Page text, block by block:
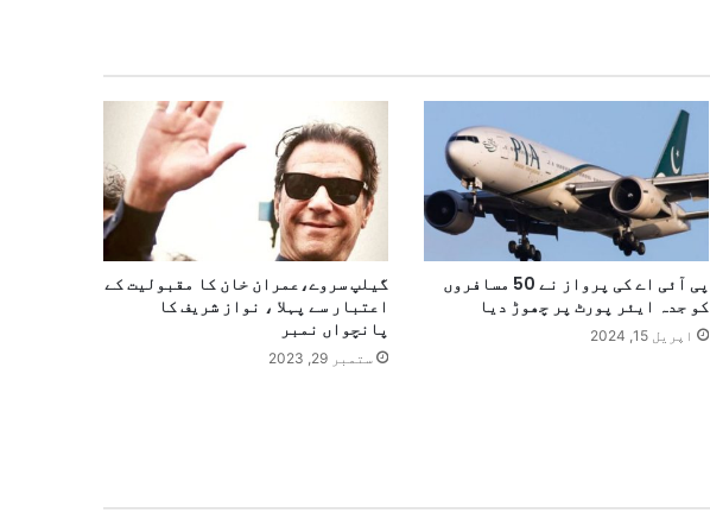
پی آئی اے کی پرواز نے 50 مسافروں
کو جدہ ایئر پورٹ پر چھوڑ دیا
اپریل 15, 2024
گیلپ سروے،عمران خان کا مقبولیت کے
اعتبار سے پہلا ، نواز شریف کا
پانچواں نمبر
ستمبر 29, 2023